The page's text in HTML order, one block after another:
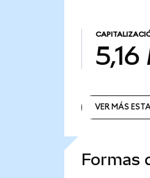
5,16
VER MÁS
Formas